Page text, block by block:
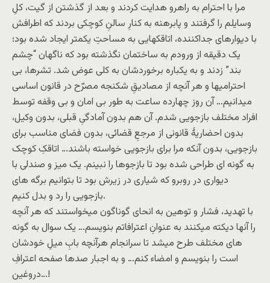
مرا با احترام به راهرو هدایت کردند و بعد از گذشتن از گیت، کلِ
وسایلم را گرفتند و پابرهنه به کنارِ سالنِ کوچکی بردند که اطرافش
با دیوارهای جداکننده، اتاقکهایی به مساحتِ یکمتر ایجاد شده بود؛
یک دقیقه از ورودم به ساختمان نگذشته بود که ناگهان “چشم
بند” زدند و به یکباره برخوردشان به کلی عوض شد. تشرها، بی
احترامیها و هر آنچه از مصادیقِ شکنجه مصرّح در قانون اساسی
میدانیم… آن روز چهارده ساعت به طور بی امان و بی وقفه توسط
افراد مختلف بازجویی شدم. آن هم بدون آمادگیِ قبلی، بدون وکیل،
بدون احضاریۀ قانونی از مرجعِ قضائی، بدون فضای مناسب برای
بازجویی، بدون آنکه مرا برای بازجویی خواسته باشند… اتاقکِ کوچک
به گونه ای طراحی شده بود تا بازجوها را نبینم. یک میز و صندلی با
دیواری در روبرو که شیاری در زیرش بود تا بتوانیم برگه های
بازجویی را رد و بدل کنیم.
با تهدید، فشار و توهین به انحای گوناگون میخواستند که هر آنچه
را آنها دیکته میکنند به عنوانِ اعترافاتم بنویسم… یک سوال به گونه
های مختلف طرح میشد تا سرانجام هرآنچه بابِ میلِ خودشان
است را بنویسم و امضاء کنم… و به اجبار صدها صفحه اعترافِ
دروغین…!